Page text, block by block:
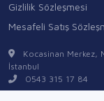
Gizlilik Sözleşmesi
Mesafeli Satış
Kocasinan
İstanbul
0543 315 17 84